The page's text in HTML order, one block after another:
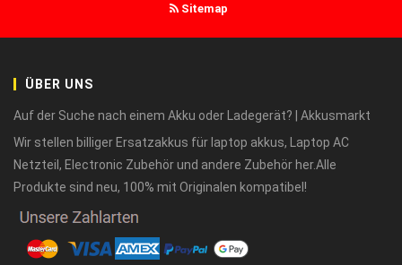
Sitemap
ÜBER UNS
Auf der Suche nach einem Akku oder Ladegerät? | Akkusmarkt
Wir stellen billiger Ersatzakkus für laptop akkus, Laptop AC
Netzteil, Electronic Zubehör und andere Zubehör her.Alle
Produkte sind neu, 100% mit Originalen kompatibel!